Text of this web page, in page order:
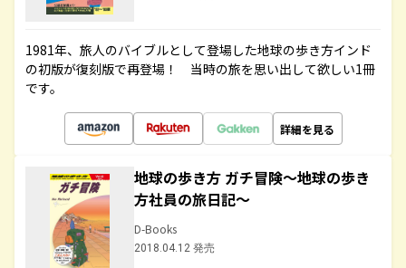
1981年、旅人のバイブルとして登場した地球の歩き方インド
の初版が復刻版で再登場！ 当時の旅を思い出して欲しい1冊
です。
詳細を見る
地球の歩き方 ガチ冒険～地球の歩き
方社員の旅日記～
D-Books
2018.04.12 発売